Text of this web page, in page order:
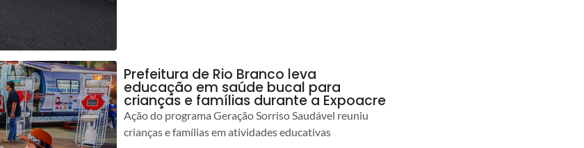
Prefeitura de Rio Branco leva
educação em saúde bucal para
crianças e famílias durante a Expoacre
Ação do programa Geração Sorriso Saudável reuniu
crianças e famílias em atividades educativas